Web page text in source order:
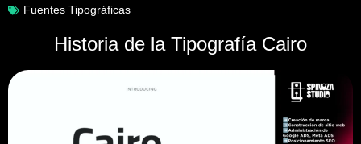
Fuentes Tipográficas
Historia de la Tipografía Cairo